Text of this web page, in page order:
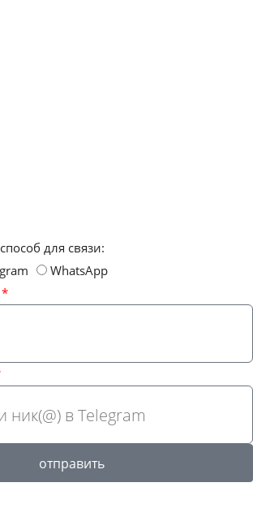
для связи:
WhatsApp
отправить